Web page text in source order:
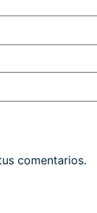
comentarios.